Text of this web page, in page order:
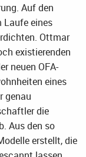
Auf den
Laufe eines
Ottmar
existierenden
neuen OFA-
eines
genau
die
Aus den so
erstellt, die